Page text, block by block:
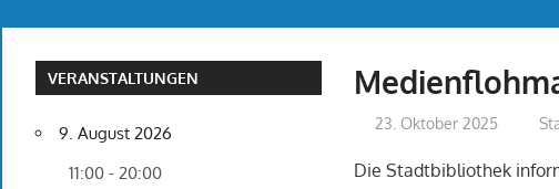
23. Oktober 2025
Die Stadtbibliothek
VERANSTALTUNGEN
9. August 2026
11:00 - 20:00